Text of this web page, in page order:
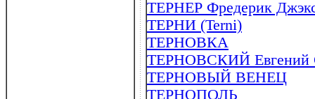
ТЕРНЕР Фредерик
ТЕРНИ (Terni)
ТЕРНОВКА
ТЕРНОВСКИЙ Евгений
ТЕРНОВЫЙ ВЕНЕЦ
ТЕРНОПОЛЬ